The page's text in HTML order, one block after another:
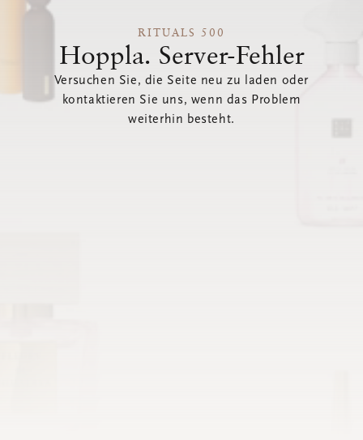
RITUALS 500
Hoppla. Server-Fehler
Versuchen Sie, die Seite neu zu laden oder
kontaktieren Sie uns, wenn das Problem
weiterhin besteht.